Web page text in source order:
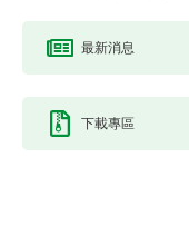
最新消息
下載專區